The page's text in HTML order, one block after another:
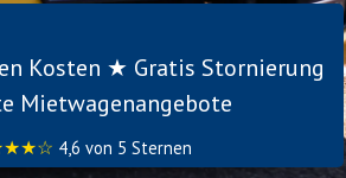
Kosten ★ Gratis Stornierung
Mietwagenangebote
4,6 von 5 Sternen